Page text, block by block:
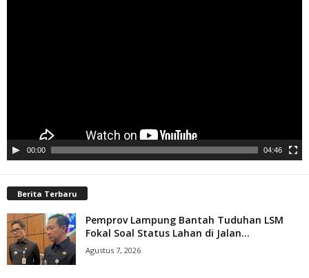
00:00 04:46
Berita Terbaru
Pemprov Lampung Bantah Tuduhan LSM
Fokal Soal Status Lahan di Jalan...
Agustus 7, 2026